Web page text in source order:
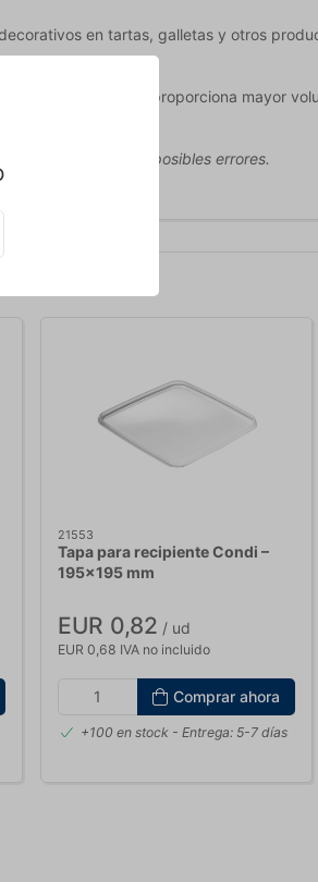
en tartas, galletas y otros
el vapor, lo que proporciona mayor
derecho a corregir posibles errores.
21553
Tapa para recipiente Condi –
195x195 mm
EUR 0,82 / ud
EUR 0,68 IVA no incluido
Comprar ahora
+100 en stock - Entrega: 5-7 días